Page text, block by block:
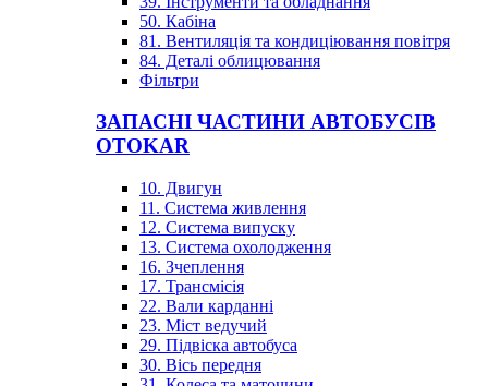
50. Кабіна
81. Вентиляція та кондиціювання повітря
84. Деталі облицювання
Фільтри
ЗАПАСНІ ЧАСТИНИ АВТОБУСІВ
OTOKAR
10. Двигун
11. Система живлення
12. Система випуску
13. Система охолодження
16. Зчеплення
17. Трансмісія
22. Вали карданні
23. Міст ведучий
29. Підвіска автобуса
30. Вісь передня